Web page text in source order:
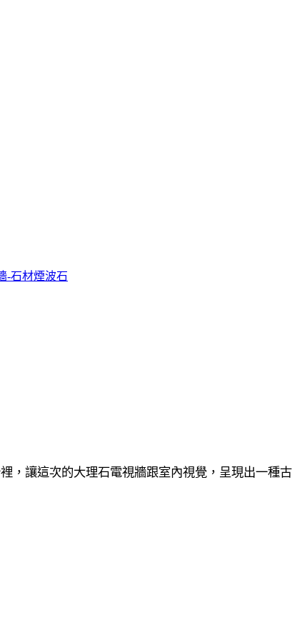
，讓這次的大理石電視牆跟室內視覺，呈現出一種古